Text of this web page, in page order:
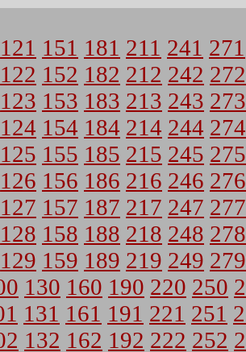
121 151 181 211 241 271
122 152 182 212 242 272
123 153 183 213 243 273
124 154 184 214 244 274
125 155 185 215 245 275
126 156 186 216 246 276
127 157 187 217 247 277
128 158 188 218 248 278
129 159 189 219 249 279
130 160 190 220 250
131 161 191 221 251
132 162 192 222 252